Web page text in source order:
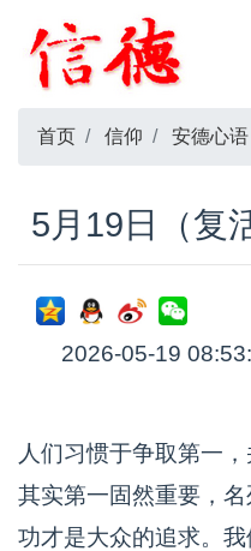
首页 信仰 安德心语
5月19日（复
2026-05-19
人们习惯于争取第一
其实第一固然重要，
功才是大众的追求。